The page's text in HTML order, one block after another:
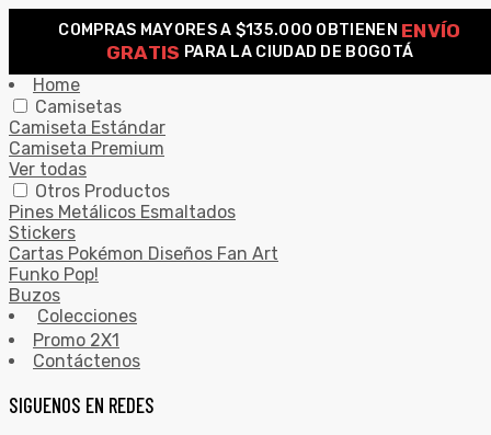
COMPRAS MAYORES A $135.000 OBTIENEN ENVÍO
GRATIS PARA LA CIUDAD DE BOGOTÁ
SEARCH
Home
Camisetas
Camiseta Estándar
Camiseta Premium
Ver todas
Otros Productos
Pines Metálicos Esmaltados
Stickers
Cartas Pokémon Diseños Fan Art
Funko Pop!
Buzos
Colecciones
Promo 2X1
Contáctenos
SIGUENOS EN REDES